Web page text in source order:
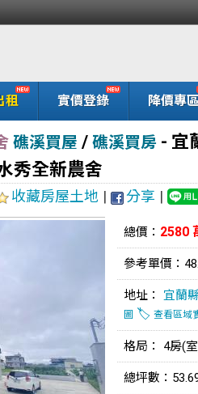
租 實價登錄 降價專區
礁溪買屋 / 礁溪買房 - 宜
秀全新農舍
收藏房屋土地 | 分享 |
總價： 2580
參考單價：
地址： 宜蘭
圖 🏷️ 查看區域
格局： 4房(
總坪數：